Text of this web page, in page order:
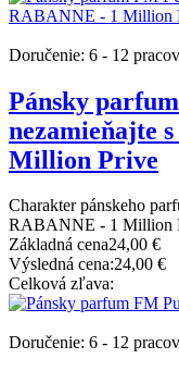
Doručenie: 6 - 12
Pánsky
nezamieňajte
Million Prive
Charakter pánskeho
RABANNE - 1 Million
Základná cena24,00 €
Výsledná cena:24,00 €
Celková zľava:
Doručenie: 6 - 12